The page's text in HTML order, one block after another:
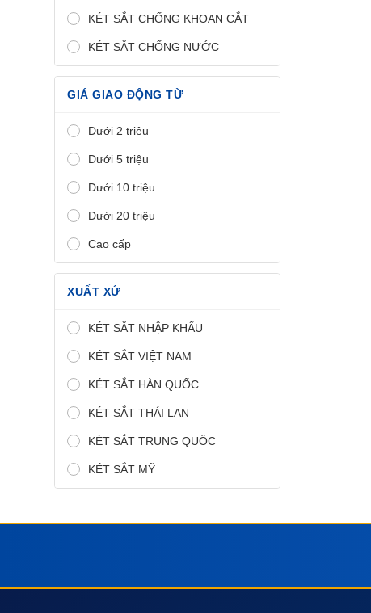
KÉT SẮT CHỐNG KHOAN CẮT
KÉT SẮT CHỐNG NƯỚC
GIÁ GIAO ĐỘNG TỪ
Dưới 2 triệu
Dưới 5 triệu
Dưới 10 triệu
Dưới 20 triệu
Cao cấp
XUẤT XỨ
KÉT SẮT NHẬP KHẨU
KÉT SẮT VIỆT NAM
KÉT SẮT HÀN QUỐC
KÉT SẮT THÁI LAN
KÉT SẮT TRUNG QUỐC
KÉT SẮT MỸ